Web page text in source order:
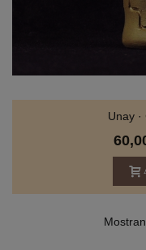
Unay